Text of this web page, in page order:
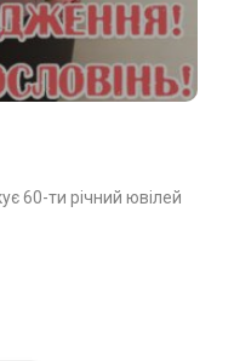
60-ти річний ювілей